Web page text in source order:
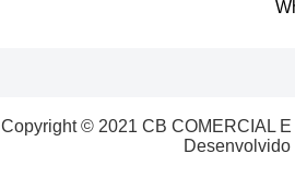
Copyright © 2021 CB COMERCIAL